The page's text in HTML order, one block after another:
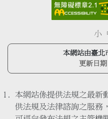
小
本網站由臺北
更新日期
本網站係提供法規之最新
供法規及法律諮詢之服務